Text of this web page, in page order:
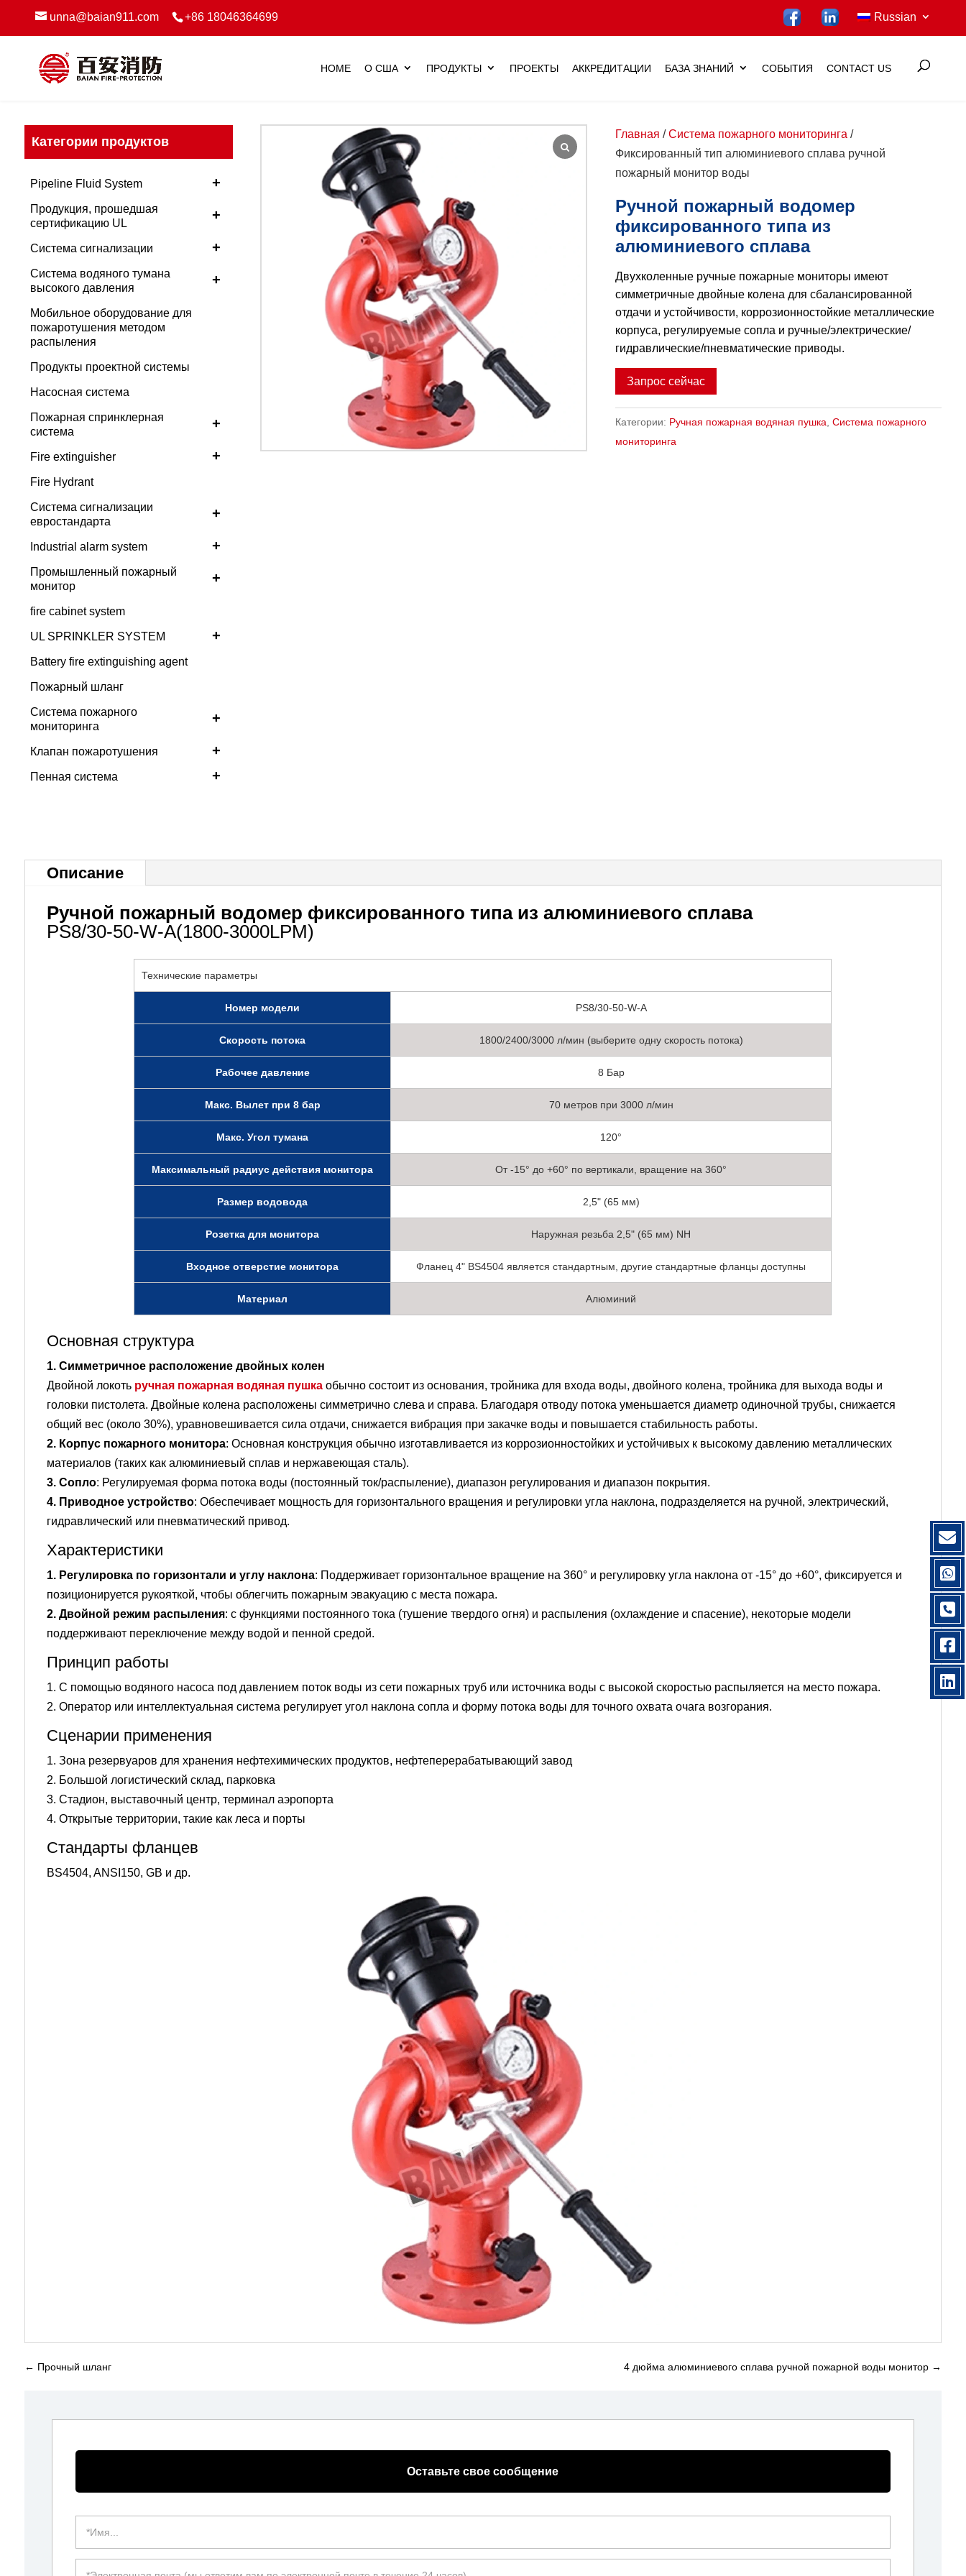
unna@baian911.com +86 18046364699 Russian
HOME О США ПРОДУКТЫ ПРОЕКТЫ АККРЕДИТАЦИИ БАЗА ЗНАНИЙ СОБЫТИЯ CONTACT US
Категории продуктов
+
Pipeline Fluid System
+
Продукция, прошедшая
сертификацию UL
+
Система сигнализации
+
Система водяного тумана
высокого давления
Мобильное оборудование для
пожаротушения методом
распыления
Продукты проектной системы
Насосная система
+
Пожарная спринклерная
система
+
Fire extinguisher
Fire Hydrant
+
Система сигнализации
евростандарта
+
Industrial alarm system
+
Промышленный пожарный
монитор
fire cabinet system
+
UL SPRINKLER SYSTEM
Battery fire extinguishing agent
Пожарный шланг
+
Система пожарного
мониторинга
+
Клапан пожаротушения
+
Пенная система
Главная /Система пожарного мониторинга/
Фиксированный тип алюминиевого сплава ручной
пожарный монитор воды
Ручной пожарный водомер
фиксированного типа из
алюминиевого сплава
Двухколенные ручные пожарные мониторы имеют
симметричные двойные колена для сбалансированной
отдачи и устойчивости, коррозионностойкие металлические
корпуса, регулируемые сопла и ручные/электрические/
гидравлические/пневматические приводы.
Запрос сейчас
Категории: Ручная пожарная водяная пушка Система пожарного
мониторинга
Описание
Ручной пожарный водомер фиксированного типа из алюминиевого сплава
PS8/30-50-W-A(1800-3000LPM)
Технические параметры
Номер модели PS8/30-50-W-A
Скорость потока 1800/2400/3000 л/мин (выберите одну скорость потока)
Рабочее давление 8 Бар
Макс. Вылет при 8 бар 70 метров при 3000 л/мин
Макс. Угол тумана 120°
Максимальный радиус действия монитора От -15° до +60° по вертикали, вращение на 360°
Размер водовода 2,5" (65 мм)
Розетка для монитора Наружная резьба 2,5" (65 мм) NH
Входное отверстие монитора Фланец 4" BS4504 является стандартным, другие стандартные фланцы доступны
Материал Алюминий
Основная структура
1. Симметричное расположение двойных колен
Двойной локоть ручная пожарная водяная пушкаобычно состоит из основания, тройника для входа воды, двойного колена, тройника для выхода воды и
головки пистолета. Двойные колена расположены симметрично слева и справа. Благодаря отводу потока уменьшается диаметр одиночной трубы, снижается
общий вес (около 30%), уравновешивается сила отдачи, снижается вибрация при закачке воды и повышается стабильность работы.
2. Корпус пожарного монитора: Основная конструкция обычно изготавливается из коррозионностойких и устойчивых к высокому давлению металлических
материалов (таких как алюминиевый сплав и нержавеющая сталь).
3. Сопло: Регулируемая форма потока воды (постоянный ток/распыление), диапазон регулирования и диапазон покрытия.
4. Приводное устройство: Обеспечивает мощность для горизонтального вращения и регулировки угла наклона, подразделяется на ручной, электрический,
гидравлический или пневматический привод.
Характеристики
1. Регулировка по горизонтали и углу наклона: Поддерживает горизонтальное вращение на 360° и регулировку угла наклона от -15° до +60°, фиксируется и
позиционируется рукояткой, чтобы облегчить пожарным эвакуацию с места пожара.
2. Двойной режим распыления: с функциями постоянного тока (тушение твердого огня) и распыления (охлаждение и спасение), некоторые модели
поддерживают переключение между водой и пенной средой.
Принцип работы
1. С помощью водяного насоса под давлением поток воды из сети пожарных труб или источника воды с высокой скоростью распыляется на место пожара.
2. Оператор или интеллектуальная система регулирует угол наклона сопла и форму потока воды для точного охвата очага возгорания.
Сценарии применения
1. Зона резервуаров для хранения нефтехимических продуктов, нефтеперерабатывающий завод
2. Большой логистический склад, парковка
3. Стадион, выставочный центр, терминал аэропорта
4. Открытые территории, такие как леса и порты
Стандарты фланцев
BS4504, ANSI150, GB и др.
← Прочный шланг 4 дюйма алюминиевого сплава ручной пожарной воды монитор →
Оставьте свое сообщение